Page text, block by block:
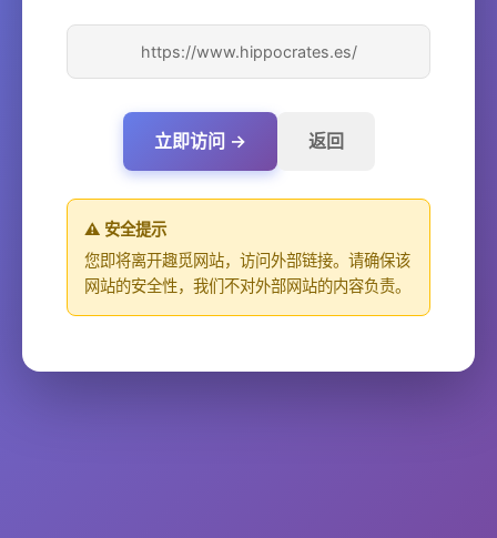
https://www.hippocrates.es/
立即访问 → 返回
⚠️ 安全提示
您即将离开趣觅网站，访问外部链接。请确保该
网站的安全性，我们不对外部网站的内容负责。